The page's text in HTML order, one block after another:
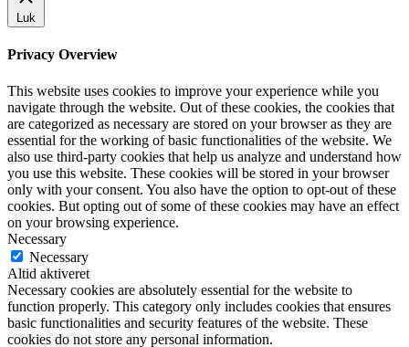
Luk
Privacy Overview
This website uses cookies to improve your experience while you
navigate through the website. Out of these cookies, the cookies that
are categorized as necessary are stored on your browser as they are
essential for the working of basic functionalities of the website. We
also use third-party cookies that help us analyze and understand how
you use this website. These cookies will be stored in your browser
only with your consent. You also have the option to opt-out of these
cookies. But opting out of some of these cookies may have an effect
on your browsing experience.
Necessary
Necessary
Altid aktiveret
Necessary cookies are absolutely essential for the website to
function properly. This category only includes cookies that ensures
basic functionalities and security features of the website. These
cookies do not store any personal information.